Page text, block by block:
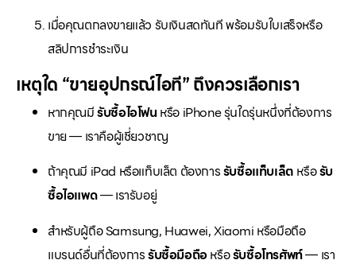
เมื่อคุณตกลงขายแล้ว รับเงินสดทันที พร้อมรับใบเสร็จหรือ
สลิปการชำระเงิน
เหตุใด “ขายอุปกรณ์ไอที” ถึงควรเลือกเรา
หากคุณมีรับซื้อไอโฟน หรือ iPhone รุ่นใดรุ่นหนึ่งที่ต้องการ
ขาย — เราคือผู้เชี่ยวชาญ
ถ้าคุณมี iPad หรือแท็บเล็ต ต้องการรับซื้อแท็บเล็ต หรือรับ
ซื้อไอแพด— เรารับอยู่
สำหรับผู้ถือ Samsung, Huawei, Xiaomi หรือมือถือ
แบรนด์อื่นที่ต้องการรับซื้อมือถือหรือรับซื้อโทรศัพท์— เรา